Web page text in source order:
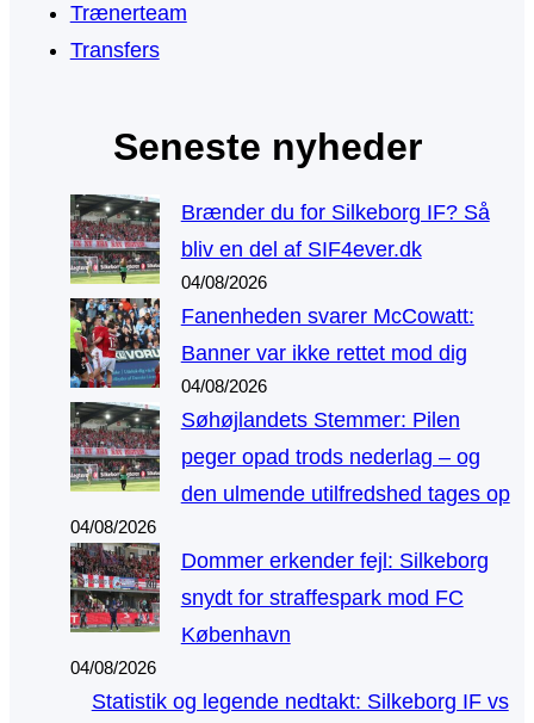
Trænerteam
Transfers
Seneste nyheder
Brænder du for Silkeborg IF? Så
bliv en del af SIF4ever.dk
04/08/2026
Fanenheden svarer McCowatt:
Banner var ikke rettet mod dig
04/08/2026
Søhøjlandets Stemmer: Pilen
peger opad trods nederlag – og
den ulmende utilfredshed tages op
04/08/2026
Dommer erkender fejl: Silkeborg
snydt for straffespark mod FC
København
04/08/2026
Statistik og legende nedtakt: Silkeborg IF vs